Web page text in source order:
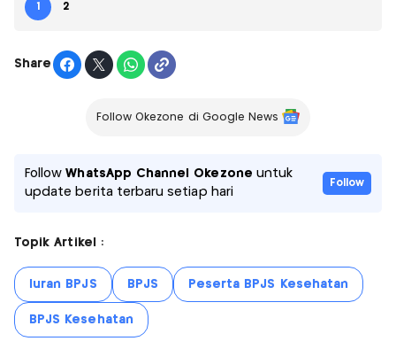
1 2
Share
Follow Okezone di Google News
FollowWhatsApp Channel Okezone untuk
update berita terbaru setiap hari
Follow
Topik Artikel :
Iuran BPJS BPJS Peserta BPJS Kesehatan
BPJS Kesehatan